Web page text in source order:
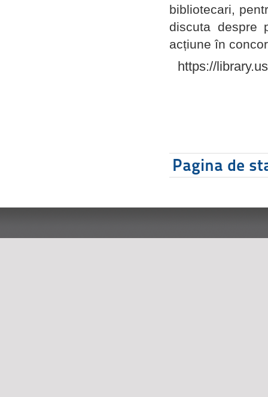
bibliotecari,
discuta despre
acțiune în
https://
Pagina de